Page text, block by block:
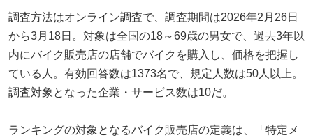
調査方法はオンライン調査で、調査期間は2026年2月26日
から3月18日。対象は全国の18～69歳の男女で、過去3年以
内にバイク販売店の店舗でバイクを購入し、価格を把握し
ている人。有効回答数は1373名で、規定人数は50人以上。
調査対象となった企業・サービス数は10だ。
ランキングの対象となるバイク販売店の定義は、「特定メ